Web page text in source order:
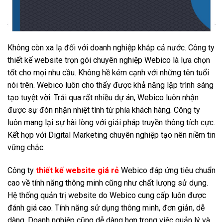
Không còn xa lạ đối với doanh nghiệp khắp cả nước. Công ty
thiết kế website trọn gói chuyên nghiệp Webico là lựa chọn
tốt cho mọi nhu cầu. Không hề kém cạnh với những tên tuổi
nói trên. Webico luôn cho thấy được khả năng lập trình sáng
tạo tuyệt vời. Trải qua rất nhiều dự án, Webico luôn nhận
được sự đón nhận nhiệt tình từ phía khách hàng. Công ty
luôn mang lại sự hài lòng với giải pháp truyền thông tích cực.
Kết hợp với Digital Marketing chuyên nghiệp tạo nên niềm tin
vững chắc.
Công ty thiết kế website giá rẻ Webico đáp ứng tiêu chuẩn
cao về tính năng thông minh cũng như chất lượng sử dụng.
Hệ thống quản trị website do Webico cung cấp luôn được
đánh giá cao. Tính năng sử dụng thông minh, đơn giản, dễ